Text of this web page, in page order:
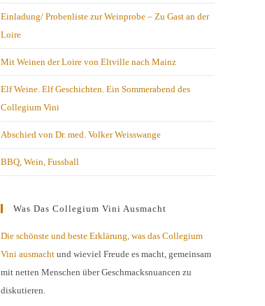
Einladung/ Probenliste zur Weinprobe – Zu Gast an der
Loire
Mit Weinen der Loire von Eltville nach Mainz
Elf Weine. Elf Geschichten. Ein Sommerabend des
Collegium Vini
Abschied von Dr. med. Volker Weisswange
BBQ, Wein, Fussball
Was Das Collegium Vini Ausmacht
Die schönste und beste Erklärung, was das Collegium
Vini ausmacht und wieviel Freude es macht, gemeinsam
mit netten Menschen über Geschmacksnuancen zu
diskutieren.